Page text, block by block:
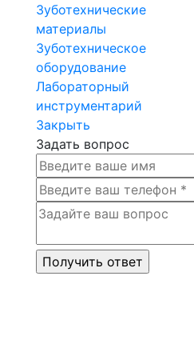
Зуботехнические
материалы
Зуботехническое
оборудование
Лабораторный
инструментарий
Закрыть
Задать вопрос